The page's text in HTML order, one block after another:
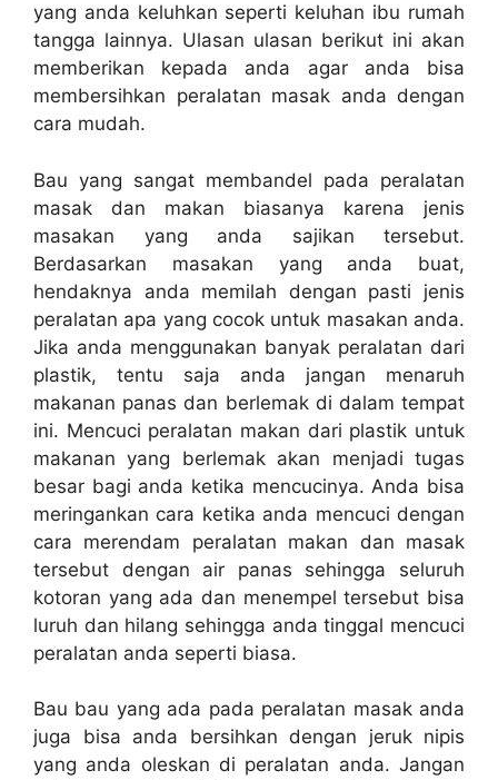
yang anda keluhkan seperti keluhan ibu rumah
tangga lainnya. Ulasan ulasan berikut ini akan
memberikan kepada anda agar anda bisa
membersihkan peralatan masak anda dengan
cara mudah.
Bau yang sangat membandel pada peralatan
masak dan makan biasanya karena jenis
masakan yang anda sajikan tersebut.
Berdasarkan masakan yang anda buat,
hendaknya anda memilah dengan pasti jenis
peralatan apa yang cocok untuk masakan anda.
Jika anda menggunakan banyak peralatan dari
plastik, tentu saja anda jangan menaruh
makanan panas dan berlemak di dalam tempat
ini. Mencuci peralatan makan dari plastik untuk
makanan yang berlemak akan menjadi tugas
besar bagi anda ketika mencucinya. Anda bisa
meringankan cara ketika anda mencuci dengan
cara merendam peralatan makan dan masak
tersebut dengan air panas sehingga seluruh
kotoran yang ada dan menempel tersebut bisa
luruh dan hilang sehingga anda tinggal mencuci
peralatan anda seperti biasa.
Bau bau yang ada pada peralatan masak anda
juga bisa anda bersihkan dengan jeruk nipis
yang anda oleskan di peralatan anda. Jangan